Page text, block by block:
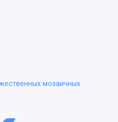
мозаичных